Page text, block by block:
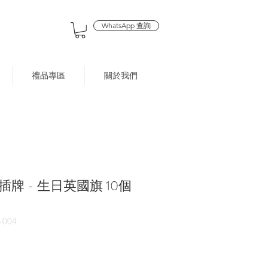
WhatsApp 查詢
禮品專區 關於我們
牌 - 生日英國旗 10個